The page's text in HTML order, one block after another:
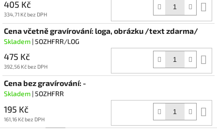
405 Kč
334,71 Kč bez DPH
Cena včetně gravírování: loga, obrázku /text zdarma/
Skladem | 5OZHFRR/LOG
475 Kč
392,56 Kč bez DPH
Cena bez gravírování: -
Skladem | 5OZHFRR
195 Kč
161,16 Kč bez DPH